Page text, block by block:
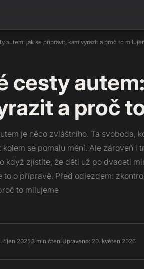
autem: jak se připravit, kam vyrazit a proč to
cesty
a proč
je něco zvláštního. Ta svoboda,
se pomalu mění. Ale zároveň i
když zjistíte, že děti už po dvaceti
to o přípravě. Před odjezdem:
to milujeme
říjen 2025 3 min čteníUpraveno: 20. květen 2026